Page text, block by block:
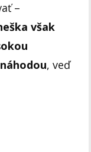
–
však
, veď